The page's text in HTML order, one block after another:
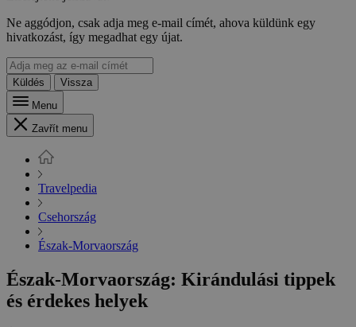
Ne aggódjon, csak adja meg e-mail címét, ahova küldünk egy
hivatkozást, így megadhat egy újat.
Küldés
Vissza
Menu
Zavřít menu
Travelpedia
Csehország
Észak-Morvaország
Észak-Morvaország: Kirándulási tippek
és érdekes helyek